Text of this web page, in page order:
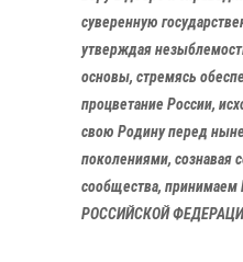
суверенную
утверждая
основы, стремясь
процветание России,
свою Родину перед
поколениями, сознавая
сообщества,
РОССИЙСКОЙ